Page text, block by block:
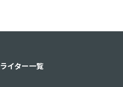
ライター一覧